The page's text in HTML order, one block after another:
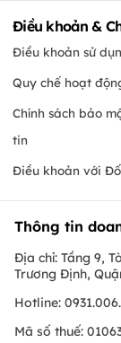
Điều khoản &
Điều khoản sử
Quy chế hoạt
Chính sách bảo
tin
Điều khoản với
Thông tin
Địa chỉ: Tầng 9,
Trương Định,
Hotline:
Mã số thuế: